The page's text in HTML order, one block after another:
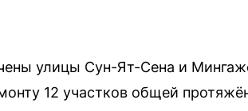
улицы Сун-Ят-Сена и
12 участков общей